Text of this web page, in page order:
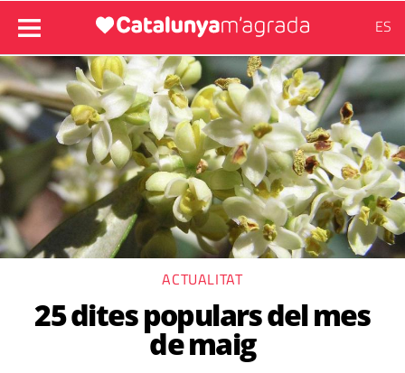
ES
ACTUALITAT
25 dites populars del mes
de maig